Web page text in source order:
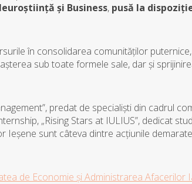
și Business, pusă la
în consolidarea comunităților
sub toate formele sale, dar și
predat de specialiști din cadrul
„Rising Stars at IULIUS”, dedicat
Ieșene sunt câteva dintre acțiunile
de Economie și Administrarea Afacerilor